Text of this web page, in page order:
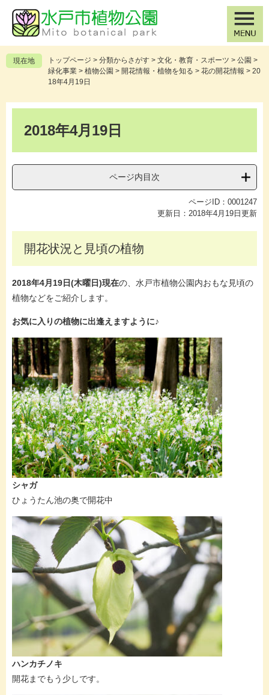
の
先
頭
ー
を
飛
現在地 トップページ > 分類からさがす > 文化・教育・スポーツ > 公園 >
緑化事業 > 植物公園 > 開花情報・植物を知る > 花の開花情報 > 20
18年4月19日
2018年4月19日
ページ内目次
ページID：0001247
更新日：2018年4月19日更新
開花状況と見頃の植物
2018年4月19日(木曜日)現在の、水戸市植物公園内おもな見頃の
植物などをご紹介します。
お気に入りの植物に出逢えますように♪
シャガ
ひょうたん池の奥で開花中
ハンカチノキ
開花までもう少しです。